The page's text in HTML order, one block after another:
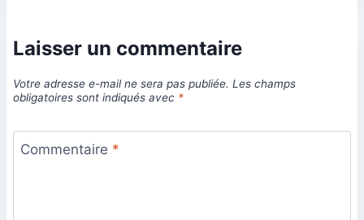
Laisser un commentaire
Votre adresse e-mail ne sera pas publiée. Les champs
obligatoires sont indiqués avec *
Commentaire *